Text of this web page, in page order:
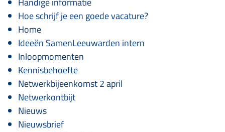
Hoe schrijf je een goede vacature?
Home
Ideeën SamenLeeuwarden intern
Inloopmomenten
Kennisbehoefte
Netwerkbijeenkomst 2 april
Netwerkontbijt
Nieuws
Nieuwsbrief